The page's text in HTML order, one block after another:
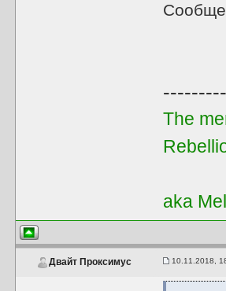
The
aka
Двайт Проксимус 10.11.2018,